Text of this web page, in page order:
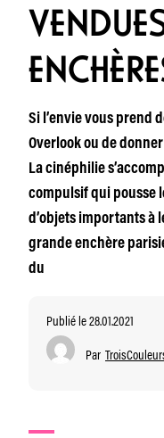
Si l’envie vous prend
Overlook ou de
La cinéphilie
compulsif qui pousse
d’objets importants à
grande enchère
du
Publié le 28.01.2021
Par